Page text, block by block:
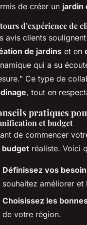
de créer un jardin
d’expérience de
avis clients
de jardins et en
qui a su
Ce type de
, tout en
pratiques
et budget
de commencer
budget réaliste. Voici
Définissez vos
souhaitez améliorer
Choisissez les
de votre région.